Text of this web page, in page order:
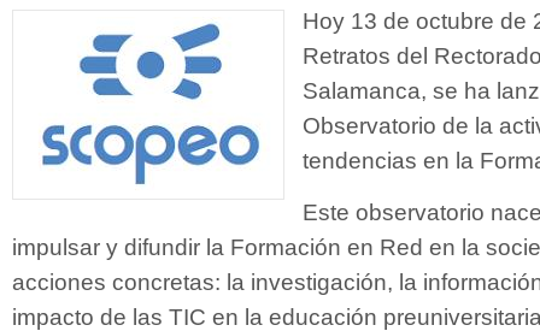
Hoy 13 de octubre de
Retratos del
Salamanca, se ha
Observatorio de la
tendencias en la
Este observatorio
impulsar y difundir la Formación en Red en la
acciones concretas: la investigación, la
impacto de las TIC en la educación